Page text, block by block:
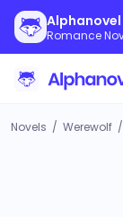
Alphanovel
Romance
Novels / Werewolf /